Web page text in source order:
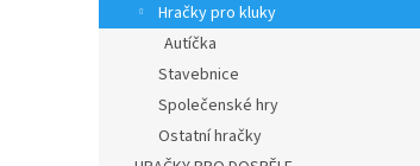
Hračky pro kluky
Autíčka
Stavebnice
Společenské hry
Ostatní hračky